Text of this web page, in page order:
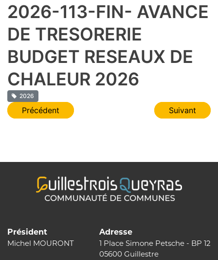
2026-113-FIN- AVANCE
DE TRESORERIE
BUDGET RESEAUX DE
CHALEUR 2026
2026
Navigation
Précédent Suivant
Président
Michel MOURONT
Adresse
1 Place Simone Petsche - BP 12
05600 Guillestre